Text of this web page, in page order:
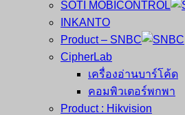
SOTI MOBICONTROL
INKANTO
Product – SNBC
CipherLab
เครื่องอ่านบาร์โค้ด
คอมพิวเตอร์พกพา
Product : Hikvision